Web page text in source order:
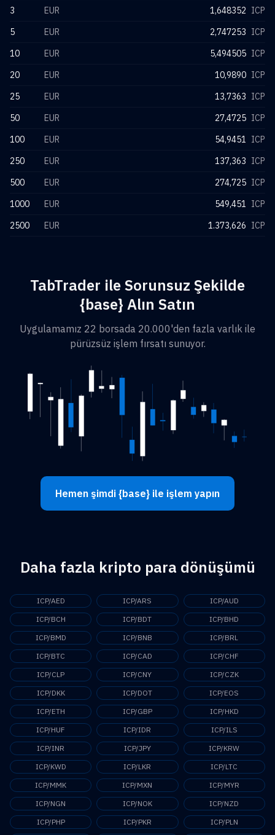
3
EUR 1,648352 ICP
5
EUR 2,747253 ICP
10
EUR 5,494505 ICP
20
EUR 10,9890 ICP
25
EUR 13,7363 ICP
50
EUR 27,4725 ICP
100
EUR 54,9451 ICP
250
EUR 137,363 ICP
500
EUR 274,725 ICP
1000
EUR 549,451 ICP
2500
EUR 1.373,626 ICP
TabTrader ile Sorunsuz Şekilde
{base} Alın Satın
Uygulamamız 22 borsada 20.000'den fazla varlık ile
pürüzsüz işlem fırsatı sunuyor.
Hemen şimdi {base} ile işlem yapın
Daha fazla kripto para dönüşümü
ICP/AED ICP/ARS
ICP/AUD
ICP/BCH
ICP/BDT
ICP/BHD
ICP/BMD
ICP/BNB
ICP/BRL
ICP/BTC
ICP/CAD
ICP/CHF
ICP/CLP
ICP/CNY
ICP/CZK
ICP/DKK
ICP/DOT
ICP/EOS
ICP/ETH
ICP/GBP
ICP/HKD
ICP/HUF
ICP/IDR
ICP/ILS
ICP/INR
ICP/JPY
ICP/KRW
ICP/KWD
ICP/LKR
ICP/LTC
ICP/MMK
ICP/MXN
ICP/MYR
ICP/NGN
ICP/NOK
ICP/NZD
ICP/PHP
ICP/PKR
ICP/PLN